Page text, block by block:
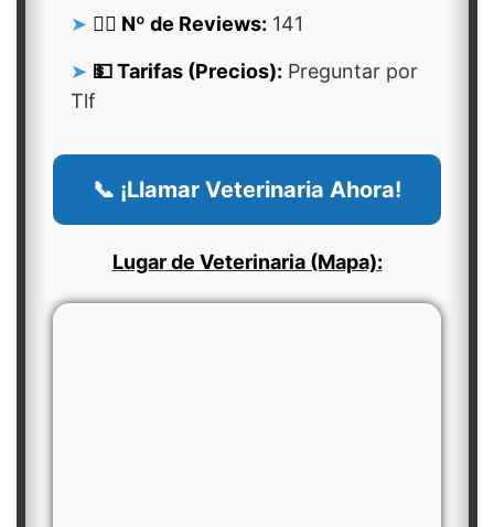
👍🏻 Nº de Reviews: 141
💵 Tarifas (Precios): Preguntar por
Tlf
📞 ¡Llamar Veterinaria Ahora!
Lugar de Veterinaria (Mapa):